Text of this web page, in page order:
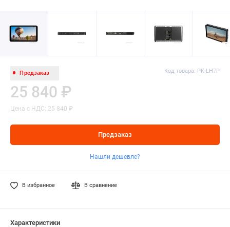
Предзаказ Код товара: PK-LH7P
25 840 ₽
Цена с НДС: 25 840 ₽
Предзаказ
Нашли дешевле?
В избранное В сравнение
Характеристики